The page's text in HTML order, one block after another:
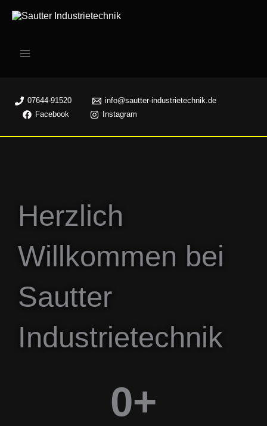
Zum
07644-91520
info@sautter-industrietechnik.de
Facebook
Instagram
Herzlich
Willkommen bei
Sautter
Industrietechnik
0+